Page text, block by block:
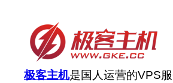
极客主机是国人运营的VPS